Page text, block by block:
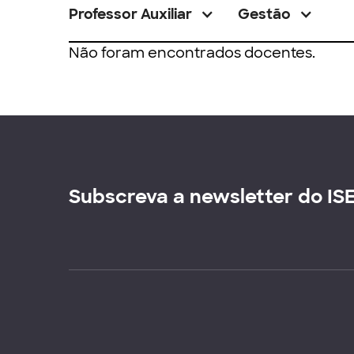
Professor Auxiliar Gestão
Não foram encontrados docentes.
Subscreva a newsletter do